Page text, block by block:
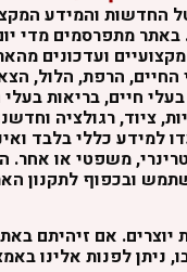
החדשות והמידע
מתפרסמים מדי
ועדכונים
החיים, הרפת, הלול,
חיים, בריאות בעלי
ציוד, רגולציה
למידע כללי בלבד
משפטי או
ובכפוף לתקנון
יוצרים. אם זיהיתם
ניתן לפנות אלינו